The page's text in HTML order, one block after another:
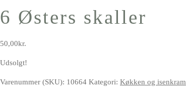
6 Østers skaller
50,00kr.
Udsolgt!
Varenummer (SKU): 10664 Kategori: Køkken og isenkram